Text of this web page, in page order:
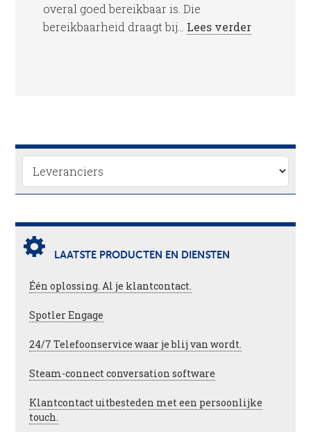
overal goed bereikbaar is. Die
bereikbaarheid draagt bij... Lees verder
LAATSTE PRODUCTEN EN DIENSTEN
Één oplossing. Al je klantcontact.
Spotler Engage
24/7 Telefoonservice waar je blij van wordt.
Steam-connect conversation software
Klantcontact uitbesteden met een persoonlijke
touch.